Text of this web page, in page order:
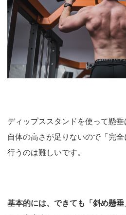
ディップススタンドを使って懸
自体の高さが足りないので「完
行うのは難しいです。
基本的には、できても「斜め懸